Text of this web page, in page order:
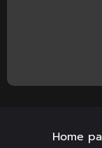
Home